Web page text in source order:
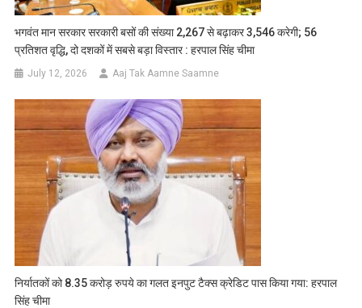
भगवंत मान सरकार सरकारी बसों की संख्या 2,267 से बढ़ाकर 3,546 करेगी; 56
प्रतिशत वृद्धि, दो दशकों में सबसे बड़ा विस्तार : हरपाल सिंह चीमा
July 12, 2026 Aaj Tak Aamne Saamne
निर्यातकों को 8.35 करोड़ रुपये का गलत इनपुट टैक्स क्रेडिट पास किया गया: हरपाल
सिंह चीमा